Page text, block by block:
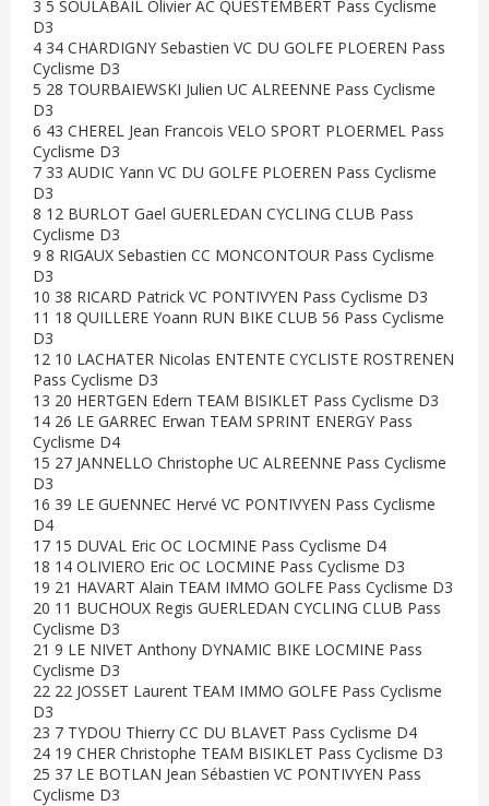
3 5 SOULABAIL Olivier AC QUESTEMBERT Pass Cyclisme
D3
4 34 CHARDIGNY Sebastien VC DU GOLFE PLOEREN Pass
Cyclisme D3
5 28 TOURBAIEWSKI Julien UC ALREENNE Pass Cyclisme
D3
6 43 CHEREL Jean Francois VELO SPORT PLOERMEL Pass
Cyclisme D3
7 33 AUDIC Yann VC DU GOLFE PLOEREN Pass Cyclisme
D3
8 12 BURLOT Gael GUERLEDAN CYCLING CLUB Pass
Cyclisme D3
9 8 RIGAUX Sebastien CC MONCONTOUR Pass Cyclisme
D3
10 38 RICARD Patrick VC PONTIVYEN Pass Cyclisme D3
11 18 QUILLERE Yoann RUN BIKE CLUB 56 Pass Cyclisme
D3
12 10 LACHATER Nicolas ENTENTE CYCLISTE ROSTRENEN
Pass Cyclisme D3
13 20 HERTGEN Edern TEAM BISIKLET Pass Cyclisme D3
14 26 LE GARREC Erwan TEAM SPRINT ENERGY Pass
Cyclisme D4
15 27 JANNELLO Christophe UC ALREENNE Pass Cyclisme
D3
16 39 LE GUENNEC Hervé VC PONTIVYEN Pass Cyclisme
D4
17 15 DUVAL Eric OC LOCMINE Pass Cyclisme D4
18 14 OLIVIERO Eric OC LOCMINE Pass Cyclisme D3
19 21 HAVART Alain TEAM IMMO GOLFE Pass Cyclisme D3
20 11 BUCHOUX Regis GUERLEDAN CYCLING CLUB Pass
Cyclisme D3
21 9 LE NIVET Anthony DYNAMIC BIKE LOCMINE Pass
Cyclisme D3
22 22 JOSSET Laurent TEAM IMMO GOLFE Pass Cyclisme
D3
23 7 TYDOU Thierry CC DU BLAVET Pass Cyclisme D4
24 19 CHER Christophe TEAM BISIKLET Pass Cyclisme D3
25 37 LE BOTLAN Jean Sébastien VC PONTIVYEN Pass
Cyclisme D3